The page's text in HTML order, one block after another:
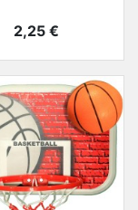
Prix
2,25 €